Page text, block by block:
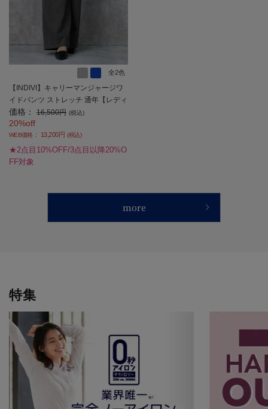
全2色
【INDIVI】キャリーマンジャージワ
イドパンツ ストレッチ 通年【レディ
ース】
価格： 16,500円 (税込)
20%off
WEB価格： 13,200円 (税込)
★2点目10%OFF/3点目以降20%O
FF対象
more
特集